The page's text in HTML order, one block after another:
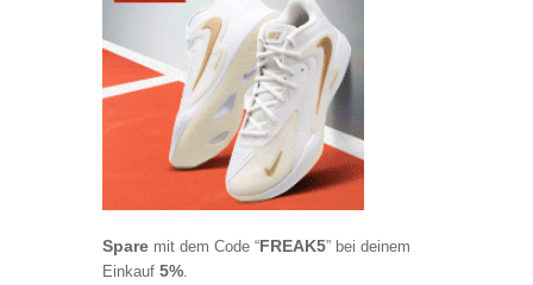
Spare mit dem Code “FREAK5” bei deinem
Einkauf 5%.